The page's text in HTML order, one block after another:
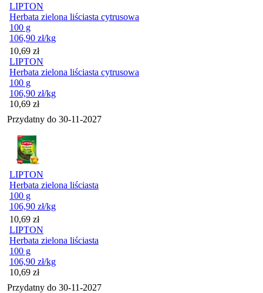
LIPTON
Herbata zielona liściasta cytrusowa
100 g
106,90 zł/kg
Cena
10,69 zł
LIPTON
Herbata zielona liściasta cytrusowa
100 g
106,90 zł/kg
Cena
10,69 zł
Przydatny do 30-11-2027
LIPTON
Herbata zielona liściasta
100 g
106,90 zł/kg
Cena
10,69 zł
LIPTON
Herbata zielona liściasta
100 g
106,90 zł/kg
Cena
10,69 zł
Przydatny do 30-11-2027